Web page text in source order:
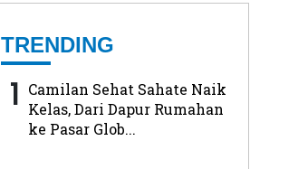
TRENDING
1 Camilan Sehat Sahate Naik
Kelas, Dari Dapur Rumahan
ke Pasar Glob...